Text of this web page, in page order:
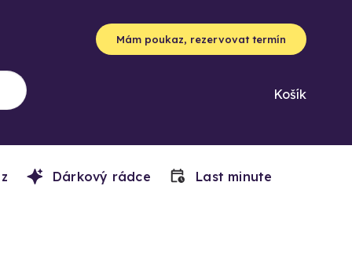
Mám poukaz, rezervovat termín
Košík
Dárkový rádce Last minute